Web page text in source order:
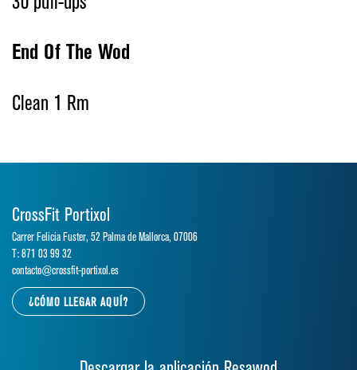
End Of The Wod
Clean 1 Rm
CrossFit Portixol
Carrer Felicia Fuster, 52 Palma de Mallorca, 07006
T: 871 03 99 32
contacto@crossfit-portixol.es
¿CÓMO LLEGAR AQUÍ?